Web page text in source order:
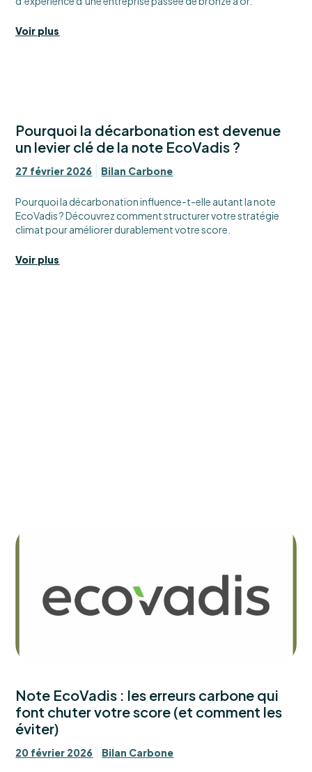
Voir plus
Pourquoi la décarbonation est devenue
un levier clé de la note EcoVadis ?
27 février 2026 Bilan Carbone
Pourquoi la décarbonation influence-t-elle autant la note
EcoVadis ? Découvrez comment structurer votre stratégie
climat pour améliorer durablement votre score.
Voir plus
Note EcoVadis : les erreurs carbone qui
font chuter votre score (et comment les
éviter)
20 février 2026 Bilan Carbone